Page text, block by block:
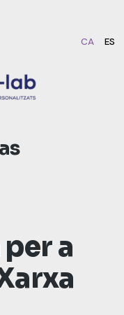
CA ES
a